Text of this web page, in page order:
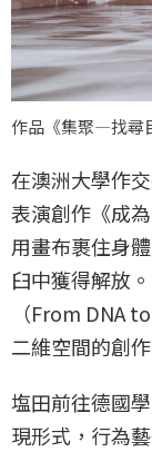
作品《集聚—找尋
在澳洲大學作
表演創作《成
用畫布裹住身
臼中獲得解放
（From DNA
二維空間的創
塩田前往德國
現形式，行為